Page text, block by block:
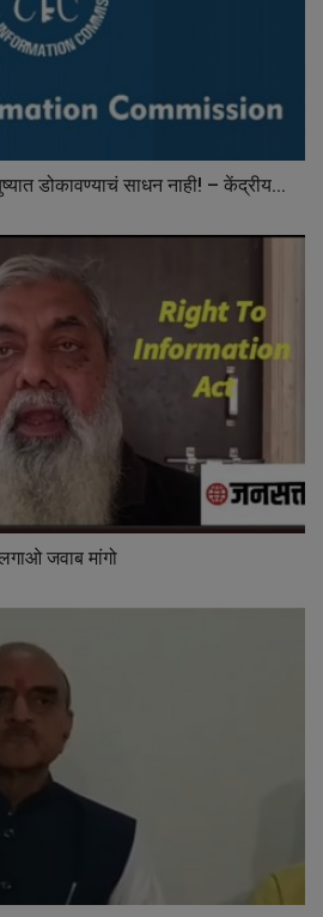
डोकावण्याचं साधन नाही! – केंद्रीय...
जवाब मांगो